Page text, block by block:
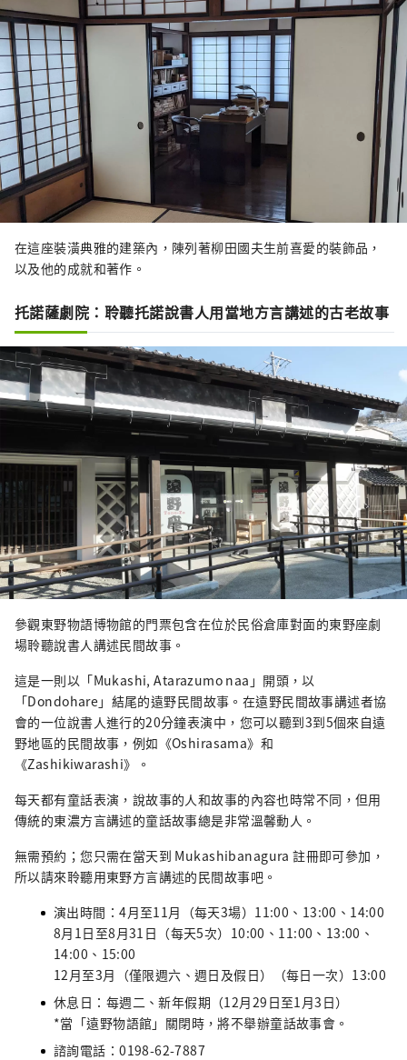
在這座裝潢典雅的建築內，陳列著柳田國夫生前喜愛的裝飾品，
以及他的成就和著作。
托諾薩劇院：聆聽托諾說書人用當地方言講述的古老故事
參觀東野物語博物館的門票包含在位於民俗倉庫對面的東野座劇
場聆聽說書人講述民間故事。
這是一則以「Mukashi, Atarazumo naa」開頭，以
「Dondohare」結尾的遠野民間故事。在遠野民間故事講述者協
會的一位說書人進行的20分鐘表演中，您可以聽到3到5個來自遠
野地區的民間故事，例如《Oshirasama》和
《Zashikiwarashi》。
每天都有童話表演，說故事的人和故事的內容也時常不同，但用
傳統的東濃方言講述的童話故事總是非常溫馨動人。
無需預約；您只需在當天到 Mukashibanagura 註冊即可參加，
所以請來聆聽用東野方言講述的民間故事吧。
演出時間：4月至11月（每天3場）11:00、13:00、14:00
8月1日至8月31日（每天5次）10:00、11:00、13:00、
14:00、15:00
12月至3月（僅限週六、週日及假日）（每日一次）13:00
休息日：每週二、新年假期（12月29日至1月3日）
*當「遠野物語館」關閉時，將不舉辦童話故事會。
諮詢電話：0198-62-7887